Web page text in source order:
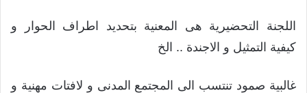
اللجنة التحضيرية هى المعنية بتحديد اطراف الحوار و
كيفية التمثيل و الاجندة .. الخ
غالبية صمود تنتسب الى المجتمع المدنى و لافتات مهنية و